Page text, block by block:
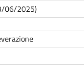
06/2025)